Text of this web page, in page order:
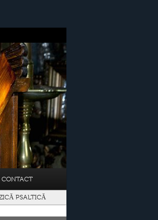
CONTACT
PSALTICĂ